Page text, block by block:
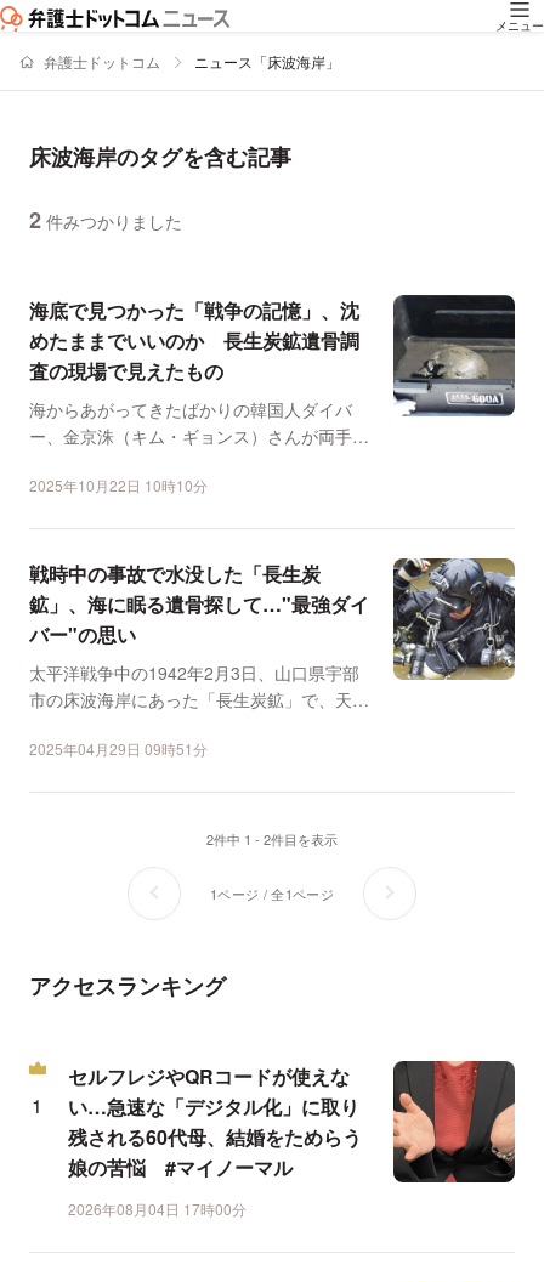
メニュー
弁護士ドットコム ニュース「床波海岸」
床波海岸のタグを含む記事
2 件みつかりました
海底で見つかった「戦争の記憶」、沈
めたままでいいのか 長生炭鉱遺骨調
査の現場で見えたもの
海からあがってきたばかりの韓国人ダイバ
ー、金京洙（キム・ギョンス）さんが両手に
2025年10月22日 10時10分
戦時中の事故で水没した「長生炭
鉱」、海に眠る遺骨探して…"最強ダイ
バー"の思い
太平洋戦争中の1942年2月3日、山口県宇部
市の床波海岸にあった「長生炭鉱」で、天盤
2025年04月29日 09時51分
2件中 1 - 2件目を表示
1ページ / 全1ページ
アクセスランキング
セルフレジやQRコードが使えな
い…急速な「デジタル化」に取り
残される60代母、結婚をためらう
娘の苦悩 #マイノーマル
2026年08月04日 17時00分